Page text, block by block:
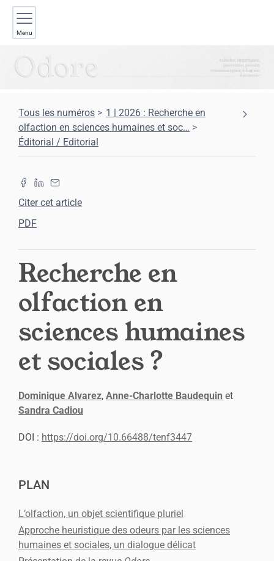
Menu
Tous les numéros
1 | 2026 : Recherche en
olfaction en sciences humaines et soc…
Éditorial / Editorial
Citer cet article
PDF
Recherche en
olfaction en
sciences humaines
et sociales ?
Dominique Alvarez, Anne-Charlotte Baudequin et
Sandra Cadiou
DOI : https://doi.org/10.66488/tenf3447
Texte
Notes
Citer cet article
Auteurs
PLAN
L’olfaction, un objet scientifique pluriel
Approche heuristique des odeurs par les sciences
humaines et sociales, un dialogue délicat